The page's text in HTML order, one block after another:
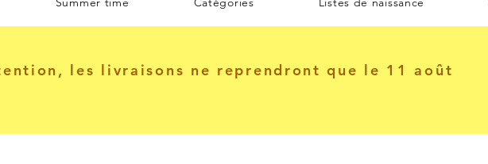
les livraisons ne reprendront que le 11 août